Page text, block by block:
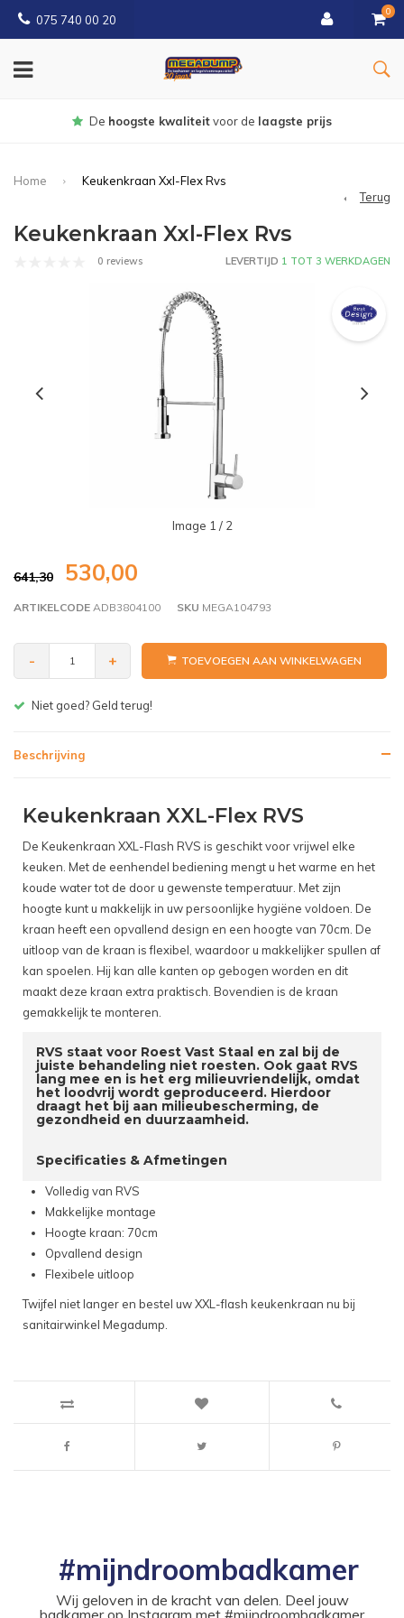
075 740 00 20
0
kwaliteitvoor delaagste prijs
Home
Keukenkraan Xxl-Flex Rvs
Terug
Keukenkraan Xxl-Flex Rvs
0 reviews LEVERTIJD 1 TOT 3 WERKDAGEN
Image 1 / 2
641,30 530,00
ARTIKELCODE ADB3804100 SKU MEGA104793
- + TOEVOEGEN AAN WINKELWAGEN
Geld terug!
Beschrijving
Keukenkraan XXL-Flex RVS
De Keukenkraan XXL-Flash RVS is geschikt voor vrijwel elke
keuken. Met de eenhendel bediening mengt u het warme en het
koude water tot de door u gewenste temperatuur. Met zijn
hoogte kunt u makkelijk in uw persoonlijke hygiëne voldoen. De
kraan heeft een opvallend design en een hoogte van 70cm. De
uitloop van de kraan is flexibel, waardoor u makkelijker spullen af
kan spoelen. Hij kan alle kanten op gebogen worden en dit
maakt deze kraan extra praktisch. Bovendien is de kraan
gemakkelijk te monteren.
RVS staat voor Roest Vast Staal en zal bij de
juiste behandeling niet roesten. Ook gaat RVS
lang mee en is het erg milieuvriendelijk, omdat
het loodvrij wordt geproduceerd. Hierdoor
draagt het bij aan milieubescherming, de
gezondheid en duurzaamheid.
Specificaties & Afmetingen
Volledig van RVS
Makkelijke montage
Hoogte kraan: 70cm
Opvallend design
Flexibele uitloop
Twijfel niet langer en bestel uw XXL-flash keukenkraan nu bij
sanitairwinkel Megadump.
#mijndroombadkamer
Wij geloven in de kracht van delen. Deel jouw
badkamer op Instagram met #mijndroombadkamer